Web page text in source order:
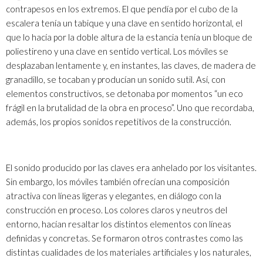
contrapesos en los extremos. El que pendía por el cubo de la
escalera tenía un tabique y una clave en sentido horizontal, el
que lo hacía por la doble altura de la estancia tenía un bloque de
poliestireno y una clave en sentido vertical. Los móviles se
desplazaban lentamente y, en instantes, las claves, de madera de
granadillo, se tocaban y producían un sonido sutil. Así, con
elementos constructivos, se detonaba por momentos “un eco
frágil en la brutalidad de la obra en proceso”. Uno que recordaba,
además, los propios sonidos repetitivos de la construcción.
El sonido producido por las claves era anhelado por los visitantes.
Sin embargo, los móviles también ofrecían una composición
atractiva con líneas ligeras y elegantes, en diálogo con la
construcción en proceso. Los colores claros y neutros del
entorno, hacían resaltar los distintos elementos con líneas
definidas y concretas. Se formaron otros contrastes como las
distintas cualidades de los materiales artificiales y los naturales,